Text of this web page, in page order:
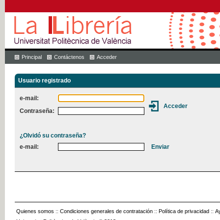
Principal Contáctenos Acceder
Usuario registrado
e-mail:
Contraseña:
¿Olvidó su contraseña?
e-mail:
Quienes somos :: Condiciones generales de contratación :: Política de privacidad ::